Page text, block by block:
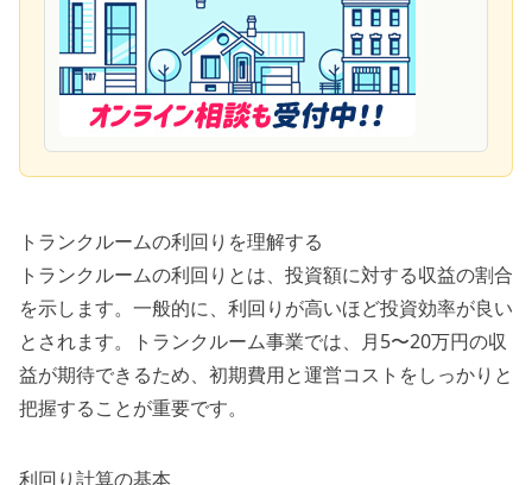
トランクルームの利回りを理解する
トランクルームの利回りとは、投資額に対する収益の割合
を示します。一般的に、利回りが高いほど投資効率が良い
とされます。トランクルーム事業では、月5〜20万円の収
益が期待できるため、初期費用と運営コストをしっかりと
把握することが重要です。
利回り計算の基本